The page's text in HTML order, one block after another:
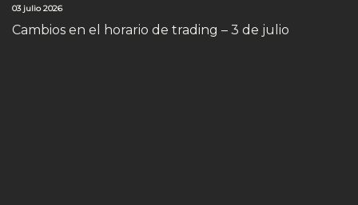
03 julio 2026
Cambios en el horario de trading – 3 de julio